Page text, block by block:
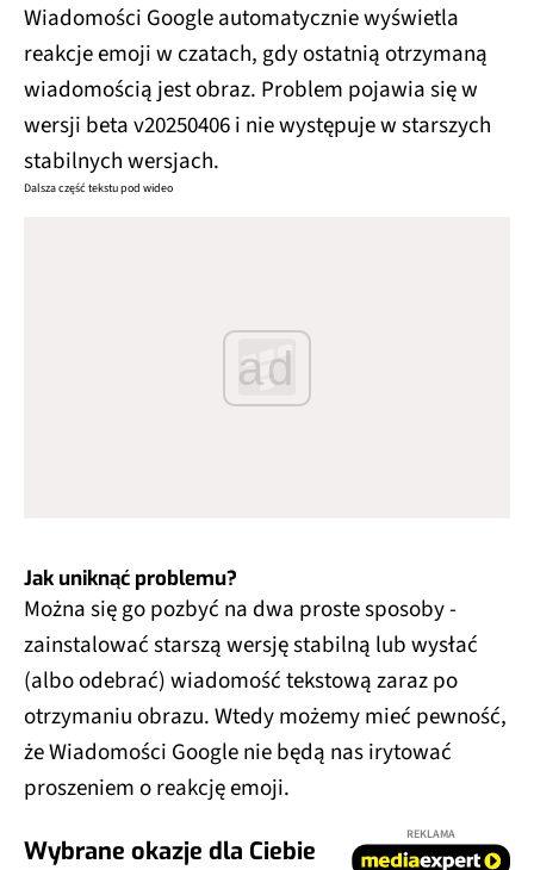
Wiadomości Google automatycznie wyświetla
reakcje emoji w czatach, gdy ostatnią otrzymaną
wiadomością jest obraz. Problem pojawia się w
wersji beta v20250406 i nie występuje w starszych
stabilnych wersjach.
Dalsza część tekstu pod wideo
ad
Jak uniknąć problemu?
Można się go pozbyć na dwa proste sposoby -
zainstalować starszą wersję stabilną lub wysłać
(albo odebrać) wiadomość tekstową zaraz po
otrzymaniu obrazu. Wtedy możemy mieć pewność,
że Wiadomości Google nie będą nas irytować
proszeniem o reakcję emoji.
Wybrane okazje dla Ciebie
REKLAMA